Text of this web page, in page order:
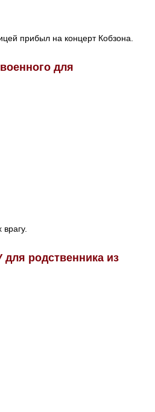
прибыл на концерт Кобзона.
для
родственника из